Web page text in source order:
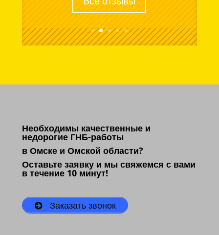
Необходимы качественные и
недорогие ГНБ-работы
в Омске и Омской области?
Оставьте заявку и мы свяжемся с вами
в течение 10 минут!
Заказать звонок